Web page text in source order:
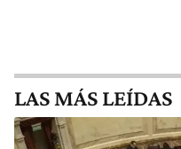
LAS MÁS LEÍDAS